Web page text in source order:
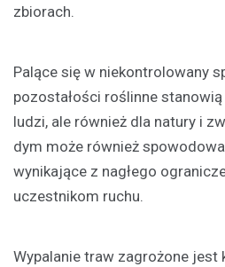
zbiorach.
Palące się w niekontrolowany
pozostałości roślinne
ludzi, ale również dla natury i
dym może również
wynikające z nagłego
uczestnikom ruchu.
Wypalanie traw zagrożone jest